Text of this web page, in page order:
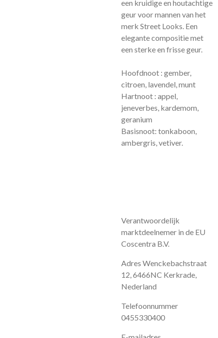
een kruidige en houtachtige
geur voor mannen van het
merk Street Looks. Een
elegante compositie met
een sterke en frisse geur.
Hoofdnoot : gember,
citroen, lavendel, munt
Hartnoot : appel,
jeneverbes, kardemom,
geranium
Basisnoot: tonkaboon,
ambergris, vetiver.
Verantwoordelijk
marktdeelnemer in de EU
Coscentra B.V.
Adres Wenckebachstraat
12, 6466NC Kerkrade,
Nederland
Telefoonnummer
0455330400